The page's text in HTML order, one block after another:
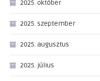
2025. október
2025. szeptember
2025. augusztus
2025. július